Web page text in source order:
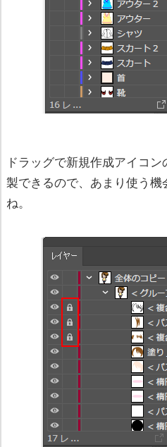
ドラッグで新規作成アイコ
製できるので、あまり使う
ね。